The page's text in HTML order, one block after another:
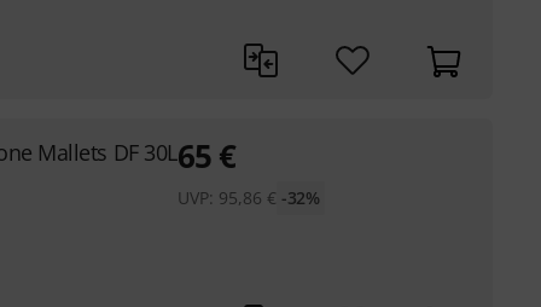
Mallets DF 30L65€
UVP: 95,86 € -32%